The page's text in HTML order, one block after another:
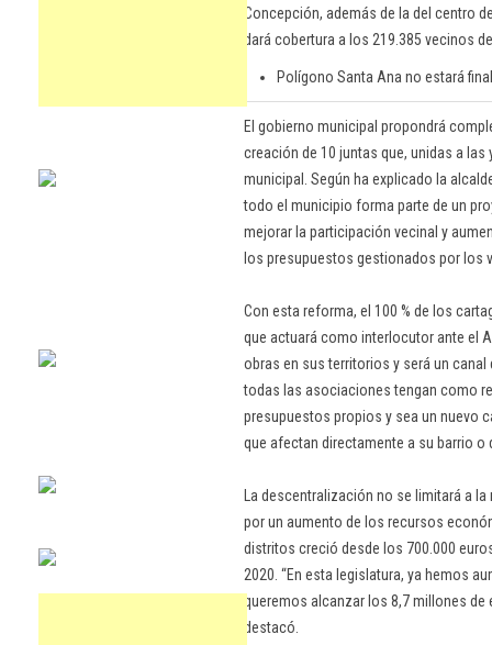
Concepción, además de la del centro
dará cobertura a los 219.385 vecinos
Polígono Santa Ana no estará
El gobierno municipal propondrá
creación de 10 juntas que, unidas a
municipal. Según ha explicado la
todo el municipio forma parte de un
mejorar la participación vecinal y
los presupuestos gestionados por los
Con esta reforma, el 100 % de los
que actuará como interlocutor ante el
obras en sus territorios y será un
todas las asociaciones tengan como
presupuestos propios y sea un nuevo
que afectan directamente a su barrio o
La descentralización no se limitará a
por un aumento de los recursos
distritos creció desde los 700.000
2020. “En esta legislatura, ya hemos
queremos alcanzar los 8,7 millones
destacó.